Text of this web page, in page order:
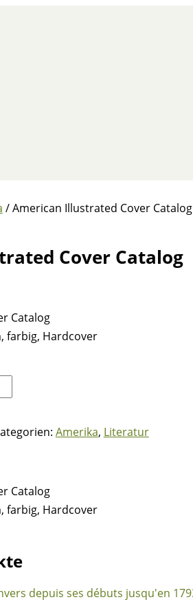
/ American Illustrated Cover Catalog
Cover Catalog
Catalog
farbig, Hardcover
Amerika, Literatur
Catalog
farbig, Hardcover